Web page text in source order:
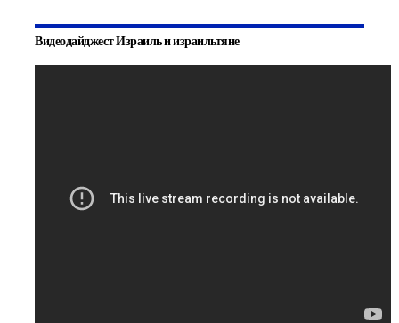
Видеодайджест Израиль и израильтяне